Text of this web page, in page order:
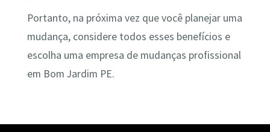
Portanto, na próxima vez que você planejar uma
mudança, considere todos esses benefícios e
escolha uma empresa de mudanças profissional
em Bom Jardim PE.